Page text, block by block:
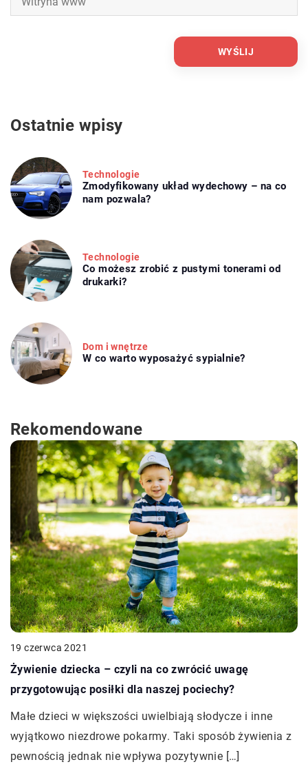
Ostatnie wpisy
Technologie
Zmodyfikowany układ wydechowy – na co
nam pozwala?
Technologie
Co możesz zrobić z pustymi tonerami od
drukarki?
Dom i wnętrze
W co warto wyposażyć sypialnie?
Rekomendowane
19 czerwca 2021
Żywienie dziecka – czyli na co zwrócić uwagę
przygotowując posiłki dla naszej pociechy?
Małe dzieci w większości uwielbiają słodycze i inne
wyjątkowo niezdrowe pokarmy. Taki sposób żywienia z
pewnością jednak nie wpływa pozytywnie […]